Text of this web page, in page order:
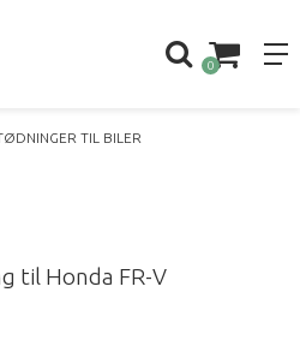
0
TIL BILER
til Honda FR-V